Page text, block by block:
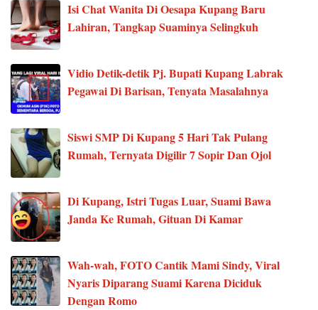
Isi Chat Wanita Di Oesapa Kupang Baru
Lahiran, Tangkap Suaminya Selingkuh
Vidio Detik-detik Pj. Bupati Kupang Labrak
Pegawai Di Barisan, Tenyata Masalahnya
Siswi SMP Di Kupang 5 Hari Tak Pulang
Rumah, Ternyata Digilir 7 Sopir Dan Ojol
Di Kupang, Istri Tugas Luar, Suami Bawa
Janda Ke Rumah, Gituan Di Kamar
Wah-wah, FOTO Cantik Mami Sindy, Viral
Nyaris Diparang Suami Karena Diciduk
Dengan Romo